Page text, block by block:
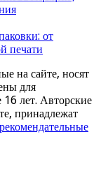
от
печати
на сайте, носят
для
16 лет. Авторские
принадлежат